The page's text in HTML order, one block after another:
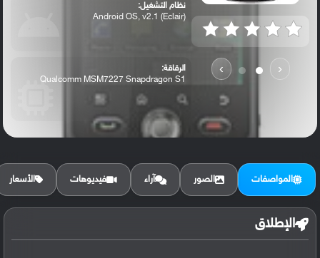
‹
›
نظام التشغيل:
Android OS, v2.1 (Eclair)
الرقاقة:
Qualcomm MSM7227 Snapdragon S1
الرام / التخزين:
المواصفات الصور آراء فيديوهات الأسعار
الإطلاق